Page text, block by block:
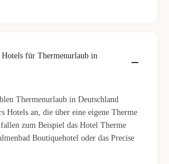
Hotels für Thermenurlaub in
Thermenurlaub in Deutschland
Hotels an, die über eine eigene Therme
zum Beispiel das Hotel Therme
Boutiquehotel oder das Precise